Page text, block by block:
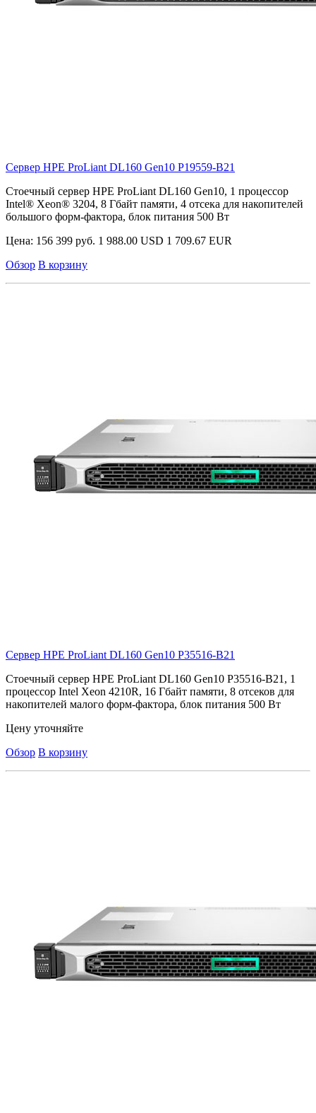
Сервер HPE ProLiant DL160 Gen10 P19559-B21
Стоечный сервер HPE ProLiant DL160 Gen10, 1 процессор
Intel® Xeon® 3204, 8 Гбайт памяти, 4 отсека для накопителей
большого форм-фактора, блок питания 500 Вт
Цена: 156 399 руб. 1 988.00 USD 1 709.67 EUR
Обзор В корзину
Сервер HPE ProLiant DL160 Gen10 P35516-B21
Стоечный сервер HPE ProLiant DL160 Gen10 P35516-B21, 1
процессор Intel Xeon 4210R, 16 Гбайт памяти, 8 отсеков для
накопителей малого форм-фактора, блок питания 500 Вт
Цену уточняйте
Обзор В корзину